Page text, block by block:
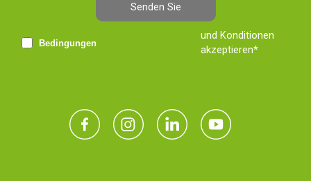
Senden Sie
Bedingungen
und Konditionen
akzeptieren*